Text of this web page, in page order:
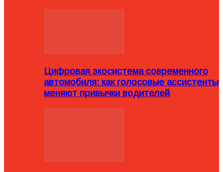
Цифровая экосистема современного
автомобиля: как голосовые ассистенты
меняют привычки водителей